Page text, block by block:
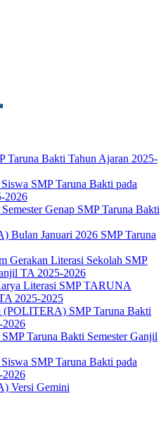
Taruna Bakti Tahun Ajaran 2025-
SMP Taruna Bakti pada
2026
Genap SMP Taruna Bakti
Bulan Januari 2026 SMP Taruna
Gerakan Literasi Sekolah SMP
TA 2025-2026
Literasi SMP TARUNA
2025-2025
(POLITERA) SMP Taruna Bakti
2026
Taruna Bakti Semester Ganjil
SMP Taruna Bakti pada
2026
Versi Gemini